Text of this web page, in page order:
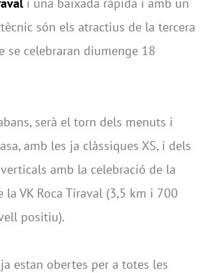
són els atractius de la tercera
se celebraran diumenge 18
serà el torn dels menuts i
amb les ja clàssiques XS, i dels
amb la celebració de la
la VK Roca Tiraval (3,5 km i 700
positiu).
estan obertes per a totes les